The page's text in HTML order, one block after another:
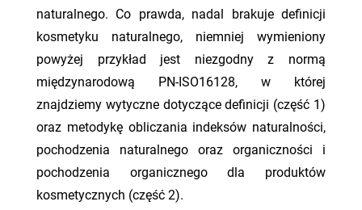
naturalnego. Co prawda, nadal brakuje definicji
kosmetyku naturalnego, niemniej wymieniony
powyżej przykład jest niezgodny z normą
międzynarodową PN-ISO16128, w której
znajdziemy wytyczne dotyczące definicji (część 1)
oraz metodykę obliczania indeksów naturalności,
pochodzenia naturalnego oraz organiczności i
pochodzenia organicznego dla produktów
kosmetycznych (część 2).